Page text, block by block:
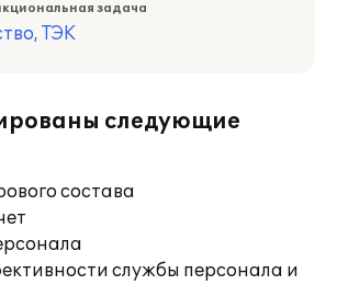
задача
ТЭК
следующие
состава
службы персонала и